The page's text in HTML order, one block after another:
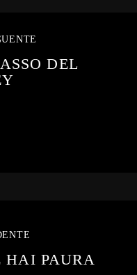
DEL
HAI PAURA